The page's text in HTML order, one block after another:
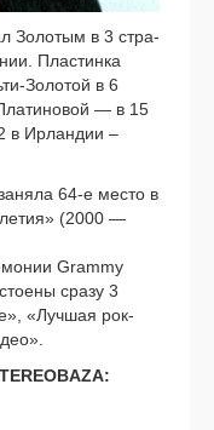
Золотым в 3 стра­
Пластинка
Золотой в 6
— в 15
в Ирландии –
64‑е место в
(2000 —
Grammy
сра­зу 3
«Лучшая рок-